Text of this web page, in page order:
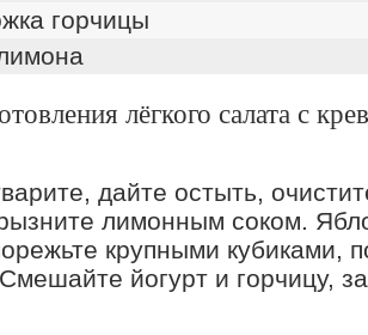
горчицы
лёгкого салата с
дайте остыть,
лимонным соком.
крупными кубиками,
йогурт и горчицу,